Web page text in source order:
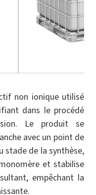
non ionique utilisé
dans le procédé
Le produit se
avec un point de
stade de la synthèse,
et stabilise
empêchant la